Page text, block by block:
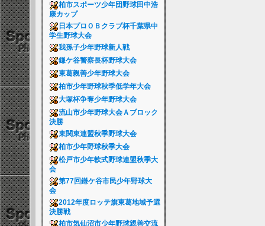
柏市スポーツ少年団野球田中浩
康カップ
日本プロＯＢクラブ杯千葉県中
学生野球大会
我孫子少年野球新人戦
鎌ケ谷警察長杯野球大会
東葛親善少年野球大会
柏市少年野球秋季低学年大会
大塚杯争奪少年野球大会
流山市少年野球大会Ａブロック
決勝
東関東連盟秋季野球大会
柏市少年野球秋季大会
松戸市少年軟式野球連盟秋季大
会
第77回鎌ケ谷市民少年野球大
会
2012年度ロッテ旗東葛地域予選
決勝戦
柏市気仙沼市少年野球親善交流